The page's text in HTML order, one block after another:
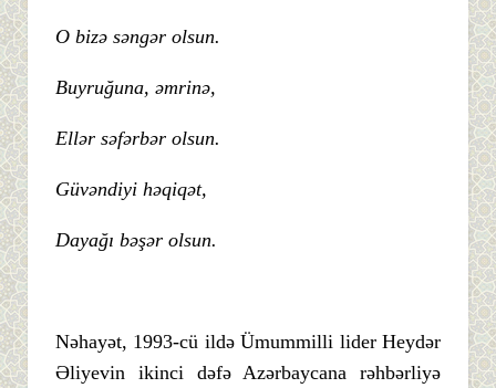
O bizə səngər olsun.
Buyruğuna, əmrinə,
Ellər səfərbər olsun.
Güvəndiyi həqiqət,
Dayağı bəşər olsun.
Nəhayət, 1993-cü ildə Ümummilli lider Heydər
Əliyevin ikinci dəfə Azərbaycana rəhbərliyə